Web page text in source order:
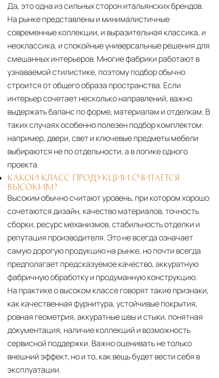
Да, это одна из сильных сторон итальянских брендов.
На рынке представлены и минималистичные
современные коллекции, и выразительная классика, и
неоклассика, и спокойные универсальные решения для
смешанных интерьеров. Многие фабрики работают в
узнаваемой стилистике, поэтому подбор обычно
строится от общего образа пространства. Если
интерьер сочетает несколько направлений, важно
выдержать баланс по форме, материалам и отделкам. В
таких случаях особенно полезен подбор комплектом:
например, двери, свет и ключевые предметы мебели
выбираются не по отдельности, а в логике одного
проекта.
КАКОЙ КЛАСС ПРОДУКЦИИ СЧИТАЕТСЯ
ВЫСОКИМ?
Высоким обычно считают уровень, при котором хорошо
сочетаются дизайн, качество материалов, точность
сборки, ресурс механизмов, стабильность отделки и
репутация производителя. Это не всегда означает
самую дорогую продукцию на рынке, но почти всегда
предполагает предсказуемое качество, аккуратную
фабричную обработку и продуманную конструкцию.
На практике о высоком классе говорят такие признаки,
как качественная фурнитура, устойчивые покрытия,
ровная геометрия, аккуратные швы и стыки, понятная
документация, наличие коллекций и возможность
сервисной поддержки. Важно оценивать не только
внешний эффект, но и то, как вещь будет вести себя в
эксплуатации.